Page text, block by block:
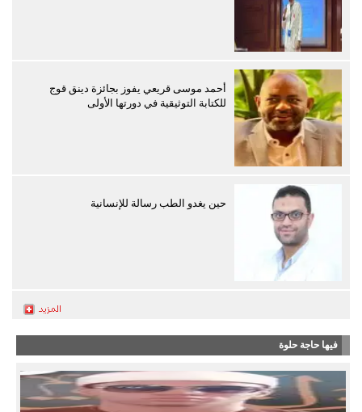
أحمد موسى قريعي يفوز بجائزة دينق قوج
للكتابة التوثيقية في دورتها الأولى
حين يغدو الطب رسالة للإنسانية
فيها حاجة حلوة